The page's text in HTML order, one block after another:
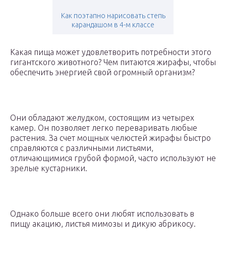
Как поэтапно нарисовать степь
карандашом в 4-м классе
Какая пища может удовлетворить потребности этого
гигантского животного? Чем питаются жирафы, чтобы
обеспечить энергией свой огромный организм?
Они обладают желудком, состоящим из четырех
камер. Он позволяет легко переваривать любые
растения. За счет мощных челюстей жирафы быстро
справляются с различными листьями,
отличающимися грубой формой, часто используют не
зрелые кустарники.
Однако больше всего они любят использовать в
пищу акацию, листья мимозы и дикую абрикосу.